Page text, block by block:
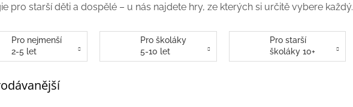
pro starší děti a dospělé – u nás najdete hry, ze kterých si určitě vybere každý.
Pro nejmenší
2-5 let
Pro školáky
5-10 let
Pro starší
školáky 10+